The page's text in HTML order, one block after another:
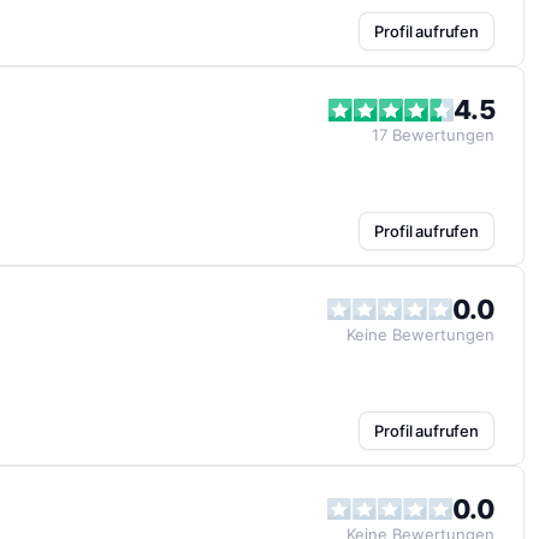
Profil aufrufen
4.5
17 Bewertungen
Profil aufrufen
0.0
Keine Bewertungen
Profil aufrufen
0.0
Keine Bewertungen